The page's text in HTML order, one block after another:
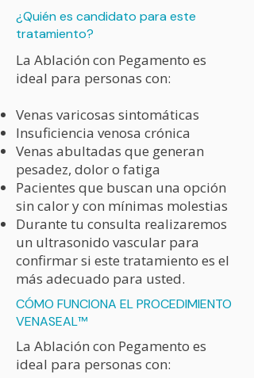
¿Quién es candidato para este
tratamiento?
La Ablación con Pegamento es
ideal para personas con:
Venas varicosas sintomáticas
Insuficiencia venosa crónica
Venas abultadas que generan
pesadez, dolor o fatiga
Pacientes que buscan una opción
sin calor y con mínimas molestias
Durante tu consulta realizaremos
un ultrasonido vascular para
confirmar si este tratamiento es el
más adecuado para usted.
CÓMO FUNCIONA EL PROCEDIMIENTO
VENASEAL™
La Ablación con Pegamento es
ideal para personas con: